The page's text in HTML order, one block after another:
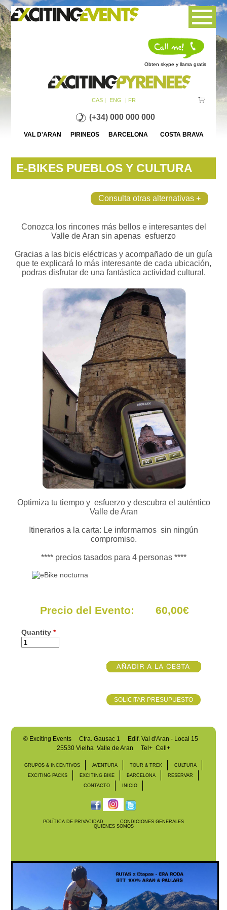
Jump to navigation
Obten skype y llama gratis
CAS | ENG | FR
(+34) 000 000 000
VAL D'ARAN PIRINEOS BARCELONA COSTA BRAVA
E-BIKES PUEBLOS Y CULTURA
Consulta otras alternativas +
Conozca los rincones más bellos e interesantes del
Valle de Aran sin apenas esfuerzo
Gracias a las bicis eléctricas y acompañado de un guía
que te explicará lo más interesante de cada ubicación,
podras disfrutar de una fantástica actividad cultural.
Optimiza tu tiempo y esfuerzo y descubra el auténtico
Valle de Aran
Itinerarios a la carta: Le informamos sin ningún
compromiso.
**** precios tasados para 4 personas ****
Precio del Evento: 60,00€
Quantity*
SOLICITAR PRESUPUESTO
©Exciting Events Ctra. Gausac 1 Edif. Val d'Aran - Local 15
25530 Vielha Valle de Aran
Tel+ Cell+
GRUPOS & INCENTIVOS AVENTURA TOUR & TREK
CULTURA
EXCITING PACKS
EXCITING BIKE BARCELONA
RESERVAR
CONTACTO
INICIO
POLÍTICA DE PRIVACIDAD
CONDICIONES GENERALES
QUIENES SOMOS